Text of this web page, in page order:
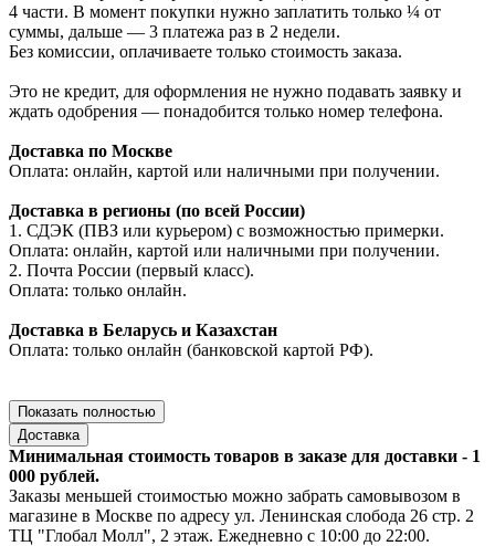
4 части. В момент покупки нужно заплатить только ¼ от
суммы, дальше — 3 платежа раз в 2 недели.
Без комиссии, оплачиваете только стоимость заказа.
Это не кредит, для оформления не нужно подавать заявку и
ждать одобрения — понадобится только номер телефона.
Доставка по Москве
Оплата: онлайн, картой или наличными при получении.
Доставка в регионы (по всей России)
1. СДЭК (ПВЗ или курьером) с возможностью примерки.
Оплата: онлайн, картой или наличными при получении.
2. Почта России (первый класс).
Оплата: только онлайн.
Доставка в Беларусь и Казахстан
Оплата: только онлайн (банковской картой РФ).
Показать полностью
Доставка
Минимальная стоимость товаров в заказе для доставки - 1
000 рублей.
Заказы меньшей стоимостью можно забрать самовывозом в
магазине в Москве по адресу ул. Ленинская слобода 26 стр. 2
ТЦ "Глобал Молл", 2 этаж. Ежедневно с 10:00 до 22:00.